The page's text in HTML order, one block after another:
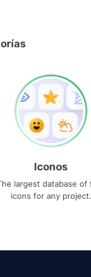
Iconos
largest database of
icons for any project.